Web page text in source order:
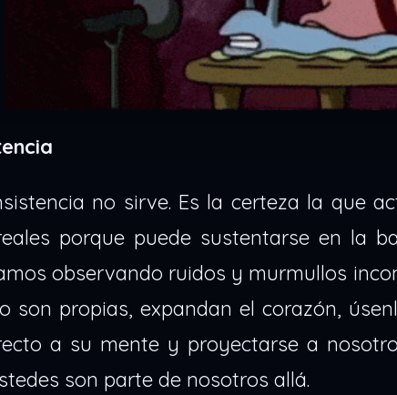
no sirve. Es la certeza la que
porque puede sustentarse en la
observando ruidos y murmullos
son propias, expandan el corazón,
a su mente y proyectarse a
son parte de nosotros allá.